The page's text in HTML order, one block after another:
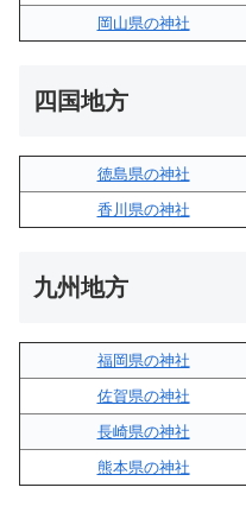
岡山県の神社
四国地方
徳島県の神社
香川県の神社
九州地方
福岡県の神社
佐賀県の神社
長崎県の神社
熊本県の神社